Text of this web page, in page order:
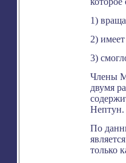
1)
2)
3)
Члены
двумя
Нептун.
По
только